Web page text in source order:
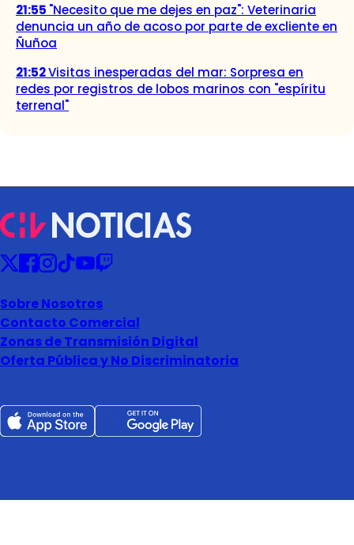
21:55 "Necesito que me dejes en paz": Veterinaria
denuncia un año de acoso por parte de excliente en
Ñuñoa
21:52Visitas inesperadas del mar: Sorpresa en
redes por registros de lobos marinos con "espíritu
terrenal"
Sobre Nosotros
Contacto Comercial
Zonas de Transmisión Digital
Oferta Pública y No Discriminatoria